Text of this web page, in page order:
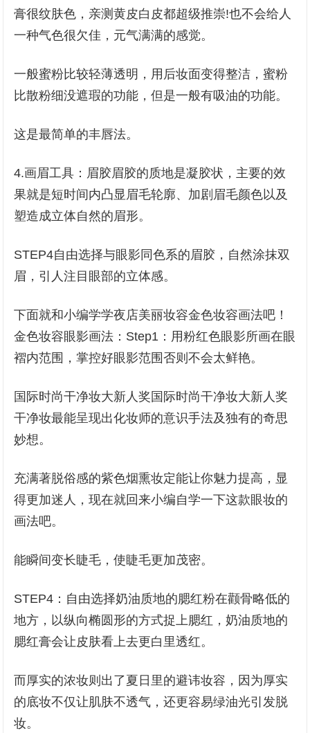
膏很纹肤色，亲测黄皮白皮都超级推崇!也不会给人
一种气色很欠佳，元气满满的感觉。
一般蜜粉比较轻薄透明，用后妆面变得整洁，蜜粉
比散粉细没遮瑕的功能，但是一般有吸油的功能。
这是最简单的丰唇法。
4.画眉工具：眉胶眉胶的质地是凝胶状，主要的效
果就是短时间内凸显眉毛轮廓、加剧眉毛颜色以及
塑造成立体自然的眉形。
STEP4自由选择与眼影同色系的眉胶，自然涂抹双
眉，引人注目眼部的立体感。
下面就和小编学学夜店美丽妆容金色妆容画法吧！
金色妆容眼影画法：Step1：用粉红色眼影所画在眼
褶内范围，掌控好眼影范围否则不会太鲜艳。
国际时尚干净妆大新人奖国际时尚干净妆大新人奖
干净妆最能呈现出化妆师的意识手法及独有的奇思
妙想。
充满著脱俗感的紫色烟熏妆定能让你魅力提高，显
得更加迷人，现在就回来小编自学一下这款眼妆的
画法吧。
能瞬间变长睫毛，使睫毛更加茂密。
STEP4：自由选择奶油质地的腮红粉在颧骨略低的
地方，以纵向椭圆形的方式捉上腮红，奶油质地的
腮红膏会让皮肤看上去更白里透红。
而厚实的浓妆则出了夏日里的避讳妆容，因为厚实
的底妆不仅让肌肤不透气，还更容易绿油光引发脱
妆。